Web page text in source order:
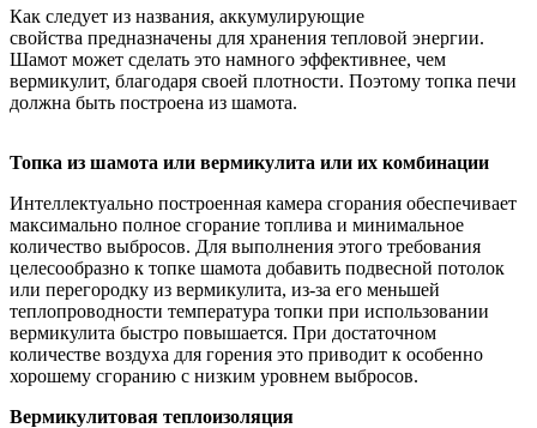
Как следует из названия, аккумулирующие
свойства предназначены для хранения тепловой энергии.
Шамот может сделать это намного эффективнее, чем
вермикулит, благодаря своей плотности. Поэтому топка печи
должна быть построена из шамота.
Топка из шамота или вермикулита или их комбинации
Интеллектуально построенная камера сгорания обеспечивает
максимально полное сгорание топлива и минимальное
количество выбросов. Для выполнения этого требования
целесообразно к топке шамота добавить подвесной потолок
или перегородку из вермикулита, из-за его меньшей
теплопроводности температура топки при использовании
вермикулита быстро повышается. При достаточном
количестве воздуха для горения это приводит к особенно
хорошему сгоранию с низким уровнем выбросов.
Вермикулитовая теплоизоляция